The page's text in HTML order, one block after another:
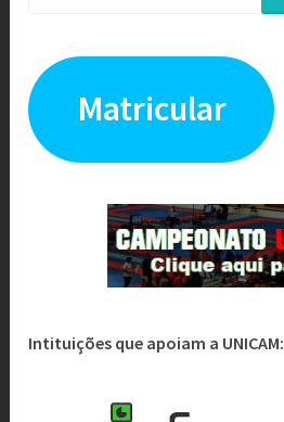
Matricular
Intituições que apoiam a UNICAM: